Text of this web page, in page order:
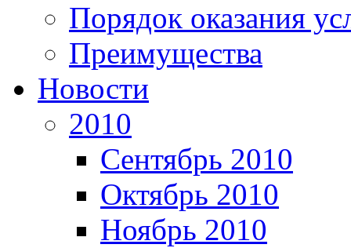
Порядок оказания
Преимущества
Новости
2010
Сентябрь 2010
Октябрь 2010
Ноябрь 2010